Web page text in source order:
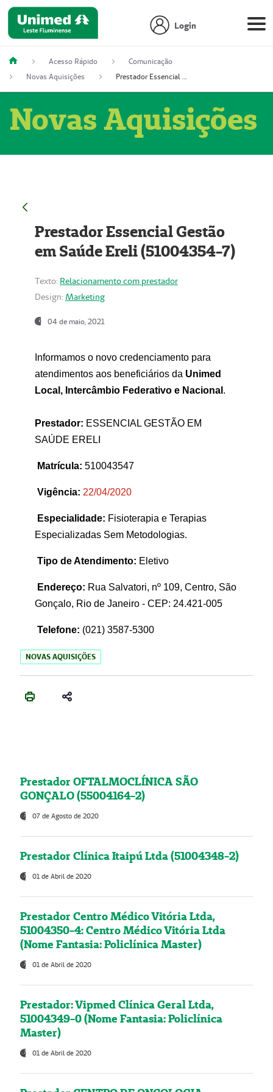
Login
Acesso Rápido
Comunicação
Novas Aquisições
Prestador Essencial Gestão em Saúde Ereli (51004354-7)
Novas Aquisições
Prestador Essencial Gestão
em Saúde Ereli (51004354-7)
Texto: Relacionamento com prestador
Design: Marketing
04 de maio, 2021
Informamos o novo credenciamento para
atendimentos aos beneficiários da Unimed
Local, Intercâmbio Federativo e Nacional .
Prestador: ESSENCIAL GESTÃO EM
SAÚDE ERELI
Matrícula: 510043547
Vigência: 22/04/2020
Especialidade: Fisioterapia e Terapias
Especializadas Sem Metodologias.
Tipo de Atendimento: Eletivo
Endereço: Rua Salvatori, nº 109, Centro, São
Gonçalo, Rio de Janeiro - CEP: 24.421-005
Telefone: (021) 3587-5300
NOVAS AQUISIÇÕES
Prestador OFTALMOCLÍNICA SÃO
GONÇALO (55004164-2)
07 de Agosto de 2020
Prestador Clínica Itaipú Ltda (51004348-2)
01 de Abril de 2020
Prestador Centro Médico Vitória Ltda,
51004350-4: Centro Médico Vitória Ltda
(Nome Fantasia: Policlínica Master)
01 de Abril de 2020
Prestador: Vipmed Clínica Geral Ltda,
51004349-0 (Nome Fantasia: Policlínica
Master)
01 de Abril de 2020